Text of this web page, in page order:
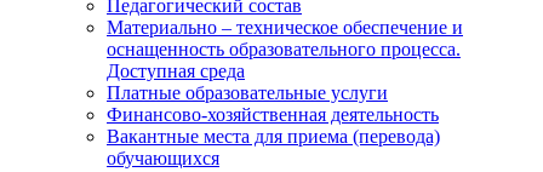
Педагогический состав
Материально – техническое обеспечение и
оснащенность образовательного процесса.
Доступная среда
Платные образовательные услуги
Финансово-хозяйственная деятельность
Вакантные места для приема (перевода)
обучающихся